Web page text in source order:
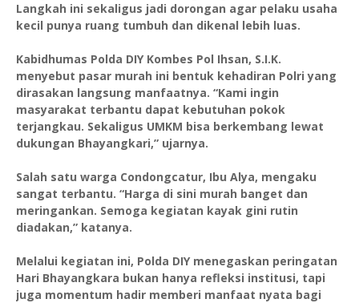
Langkah ini sekaligus jadi dorongan agar pelaku usaha
kecil punya ruang tumbuh dan dikenal lebih luas.
Kabidhumas Polda DIY Kombes Pol Ihsan, S.I.K.
menyebut pasar murah ini bentuk kehadiran Polri yang
dirasakan langsung manfaatnya. “Kami ingin
masyarakat terbantu dapat kebutuhan pokok
terjangkau. Sekaligus UMKM bisa berkembang lewat
dukungan Bhayangkari,” ujarnya.
Salah satu warga Condongcatur, Ibu Alya, mengaku
sangat terbantu. “Harga di sini murah banget dan
meringankan. Semoga kegiatan kayak gini rutin
diadakan,” katanya.
Melalui kegiatan ini, Polda DIY menegaskan peringatan
Hari Bhayangkara bukan hanya refleksi institusi, tapi
juga momentum hadir memberi manfaat nyata bagi